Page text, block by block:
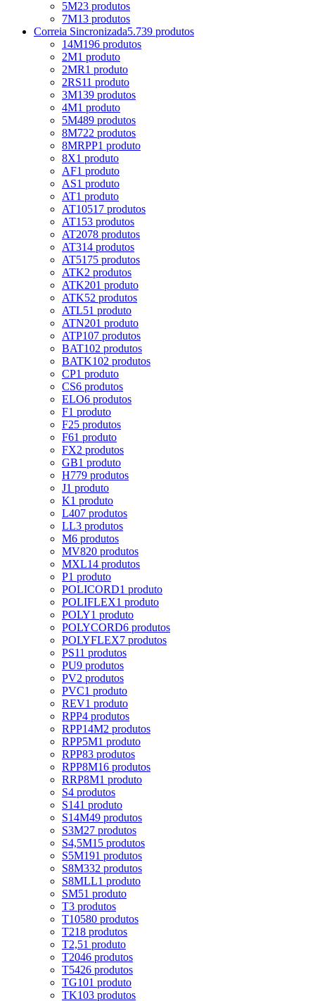
5M23 produtos
7M13 produtos
Correia Sincronizada5.739 produtos
14M196 produtos
2M1 produto
2MR1 produto
2RS11 produto
3M139 produtos
4M1 produto
5M489 produtos
8M722 produtos
8MRPP1 produto
8X1 produto
AF1 produto
AS1 produto
AT1 produto
AT10517 produtos
AT153 produtos
AT2078 produtos
AT314 produtos
AT5175 produtos
ATK2 produtos
ATK201 produto
ATK52 produtos
ATL51 produto
ATN201 produto
ATP107 produtos
BAT102 produtos
BATK102 produtos
CP1 produto
CS6 produtos
ELO6 produtos
F1 produto
F25 produtos
F61 produto
FX2 produtos
GB1 produto
H779 produtos
J1 produto
K1 produto
L407 produtos
LL3 produtos
M6 produtos
MV820 produtos
MXL14 produtos
P1 produto
POLICORD1 produto
POLIFLEX1 produto
POLY1 produto
POLYCORD6 produtos
POLYFLEX7 produtos
PS11 produtos
PU9 produtos
PV2 produtos
PVC1 produto
REV1 produto
RPP4 produtos
RPP14M2 produtos
RPP5M1 produto
RPP83 produtos
RPP8M16 produtos
RRP8M1 produto
S4 produtos
S141 produto
S14M49 produtos
S3M27 produtos
S4,5M15 produtos
S5M191 produtos
S8M332 produtos
S8MLL1 produto
SM51 produto
T3 produtos
T10580 produtos
T218 produtos
T2,51 produto
T2046 produtos
T5426 produtos
TG101 produto
TK103 produtos